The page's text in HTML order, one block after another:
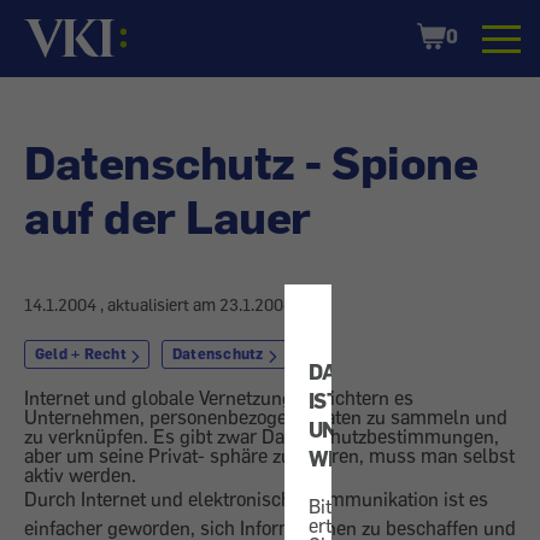
DATENSCHUTZ
IST
UNS
WICHTIG!
Bitte
erteilen
Startseite
Shopping
Cart
0
Datenschutz - Spione
auf der Lauer
14.1.2004 , aktualisiert am 23.1.2004
Geld + Recht Datenschutz
Internet und globale Vernetzung erleichtern es
Unternehmen, personenbezogene Daten zu sammeln und
zu verknüpfen. Es gibt zwar Datenschutzbestimmungen,
aber um seine Privat- sphäre zu wahren, muss man selbst
aktiv werden.
Durch Internet und elektronische Kommunikation ist es
einfacher geworden, sich Informationen zu beschaffen und